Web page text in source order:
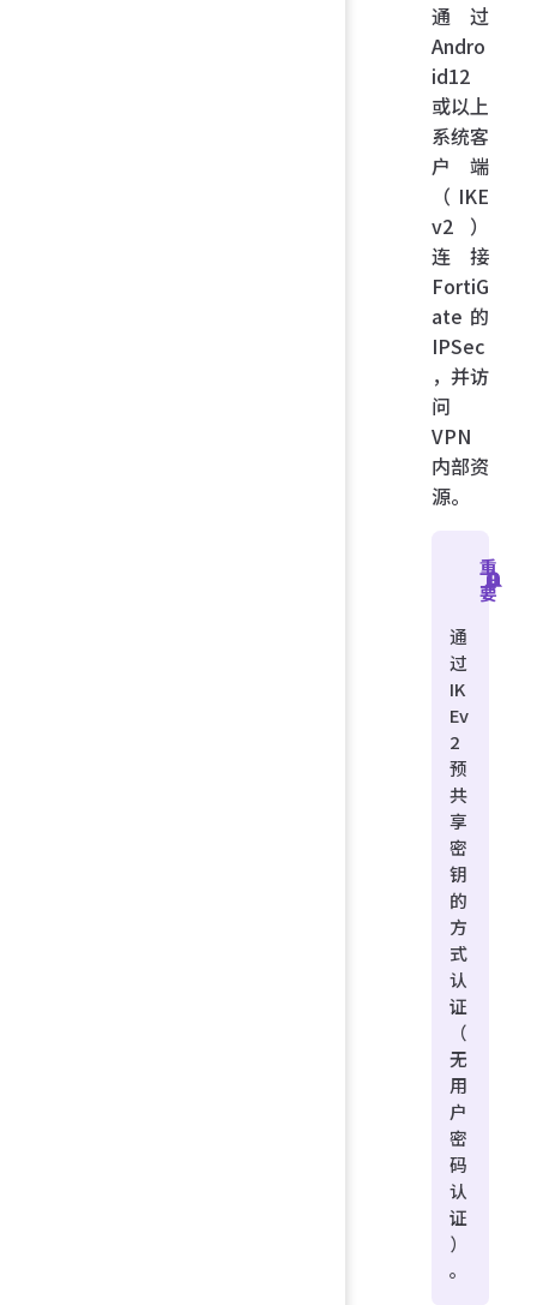
通过
Andro
id12
或以上
系统客
户端
（IKE
v2）
连接
FortiG
ate 的
IPSec
，并访
问
VPN
内部资
源。
重
要
通
过
IK
Ev
2
预
共
享
密
钥
的
方
式
认
证
（
无
用
户
密
码
认
证
）
。